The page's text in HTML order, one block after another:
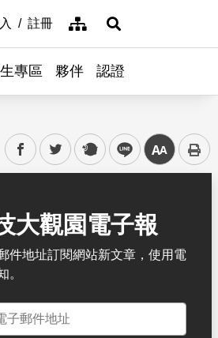
註冊 網站導覽展開搜尋
專區 夥伴 認證
facebooktwitter plurk line 中
大觀園電子報
件地址訂閱網站新文章，使用電
。